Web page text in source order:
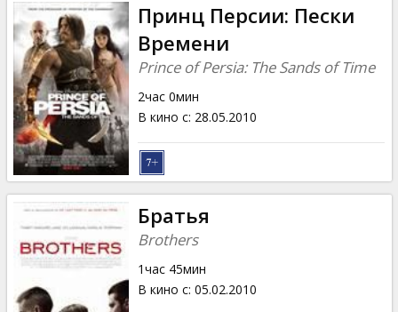
Принц Персии: Пески
Времени
Prince of Persia: The Sands of Time
2час 0мин
В кино с: 28.05.2010
Братья
Brothers
1час 45мин
В кино с: 05.02.2010